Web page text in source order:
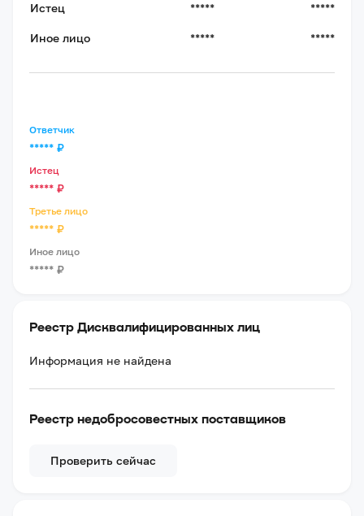
Истец ***** *****
Иное лицо ***** *****
Ответчик
***** ₽
Истец
***** ₽
Третье лицо
***** ₽
Иное лицо
***** ₽
Реестр Дисквалифицированных лиц
Информация не найдена
Реестр недобросовестных поставщиков
Проверить сейчас